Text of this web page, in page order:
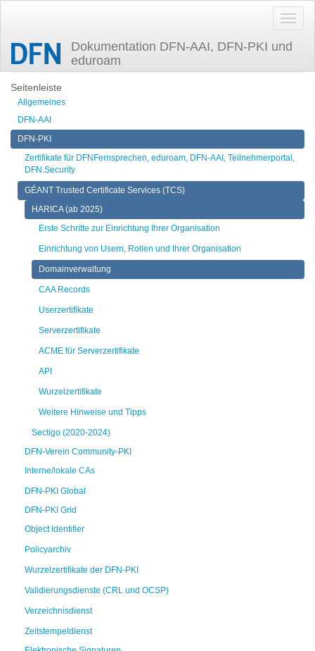
Dokumentation DFN-AAI, DFN-PKI und
eduroam
Zuletzt angesehen domains
Seitenleiste
Allgemeines
DFN-AAI
DFN-PKI
Zertifikate für DFNFernsprechen, eduroam, DFN-AAI, Teilnehmerportal,
DFN.Security
GÉANT Trusted Certificate Services (TCS)
HARICA (ab 2025)
Erste Schritte zur Einrichtung Ihrer Organisation
Einrichtung von Usern, Rollen und Ihrer Organisation
Domainverwaltung
CAA Records
Userzertifikate
Serverzertifikate
ACME für Serverzertifikate
API
Wurzelzertifikate
Weitere Hinweise und Tipps
Sectigo (2020-2024)
DFN-Verein Community-PKI
Interne/lokale CAs
DFN-PKI Global
DFN-PKI Grid
Object Identifier
Policyarchiv
Wurzelzertifikate der DFN-PKI
Validierungsdienste (CRL und OCSP)
Verzeichnisdienst
Zeitstempeldienst